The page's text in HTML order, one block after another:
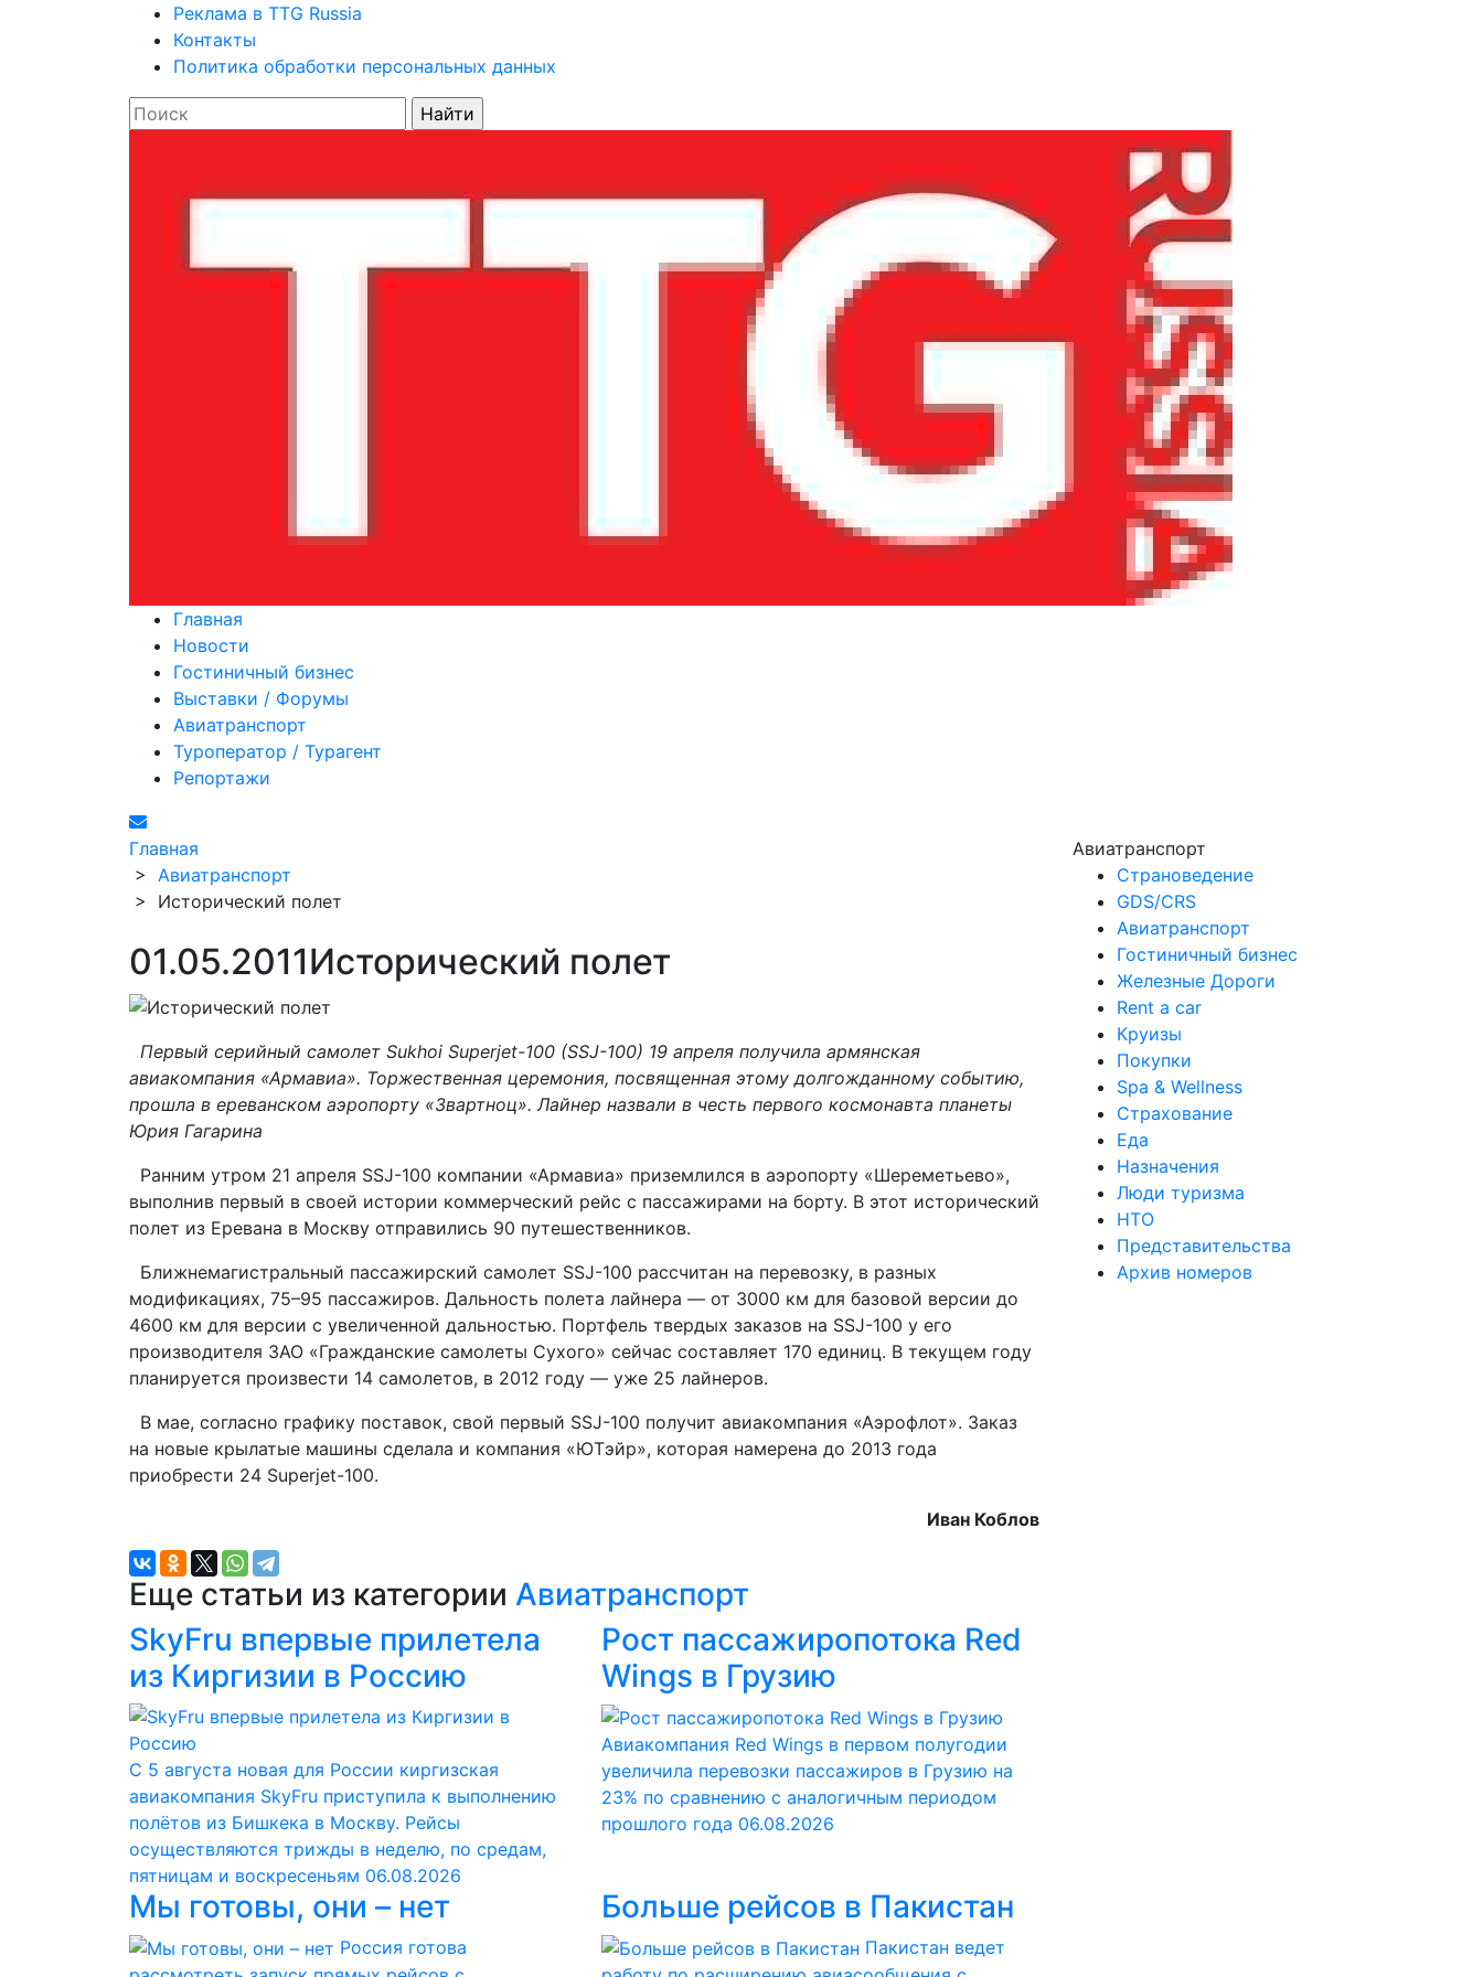
Реклама в TTG Russia
Контакты
Политика обработки персональных данных
Главная
Новости
Гостиничный бизнес
Выставки / Форумы
Авиатранспорт
Туроператор / Турагент
Репортажи
Главная
> Авиатранспорт
> Исторический полет
01.05.2011Исторический полет
Первый серийный самолет Sukhoi Superjet-100 (SSJ-100) 19 апреля получила армянская
авиакомпания «Армавиа». Торжественная церемония, посвященная этому долгожданному событию,
прошла в ереванском аэропорту «Звартноц». Лайнер назвали в честь первого космонавта планеты
Юрия Гагарина
Ранним утром 21 апреля SSJ-100 компании «Армавиа» приземлился в аэропорту «Шереметьево»,
выполнив первый в своей истории коммерческий рейс с пассажирами на борту. В этот исторический
полет из Еревана в Москву отправились 90 путешественников.
Ближнемагистральный пассажирский самолет SSJ-100 рассчитан на перевозку, в разных
модификациях, 75–95 пассажиров. Дальность полета лайнера — от 3000 км для базовой версии до
4600 км для версии с увеличенной дальностью. Портфель твердых заказов на SSJ-100 у его
производителя ЗАО «Гражданские самолеты Сухого» сейчас составляет 170 единиц. В текущем году
планируется произвести 14 самолетов, в 2012 году — уже 25 лайнеров.
В мае, согласно графику поставок, свой первый SSJ-100 получит авиакомпания «Аэрофлот». Заказ
на новые крылатые машины сделала и компания «ЮТэйр», которая намерена до 2013 года
приобрести 24 Superjet-100.
Иван Коблов
Еще статьи из категории Авиатранспорт
SkyFru впервые прилетела
из Киргизии в Россию
С 5 августа новая для России киргизская
авиакомпания SkyFru приступила к выполнению
полётов из Бишкека в Москву. Рейсы
осуществляются трижды в неделю, по средам,
пятницам и воскресеньям 06.08.2026
Рост пассажиропотока Red
Wings в Грузию
Авиакомпания Red Wings в первом полугодии
увеличила перевозки пассажиров в Грузию на
23% по сравнению с аналогичным периодом
прошлого года 06.08.2026
Мы готовы, они – нет
Россия готова
Больше рейсов в Пакистан
Пакистан ведет
Авиатранспорт
Страноведение
GDS/CRS
Авиатранспорт
Гостиничный бизнес
Железные Дороги
Rent a car
Круизы
Покупки
Spa & Wellness
Страхование
Еда
Назначения
Люди туризма
НТО
Представительства
Архив номеров